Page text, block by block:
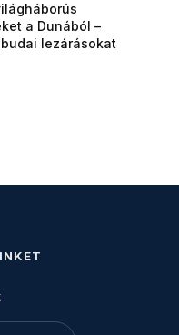
a Dunából –
lezárásokat